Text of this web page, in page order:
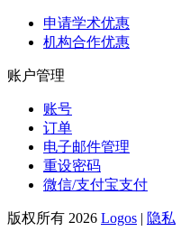
申请学术优惠
机构合作优惠
账户管理
账号
订单
电子邮件管理
重设密码
微信/支付宝支付
版权所有 2026 Logos | 隐私